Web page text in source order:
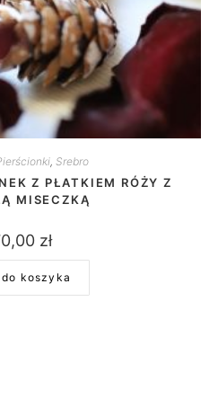
, Srebro
Z PŁATKIEM RÓŻY Z
MISECZKĄ
zł
koszyka